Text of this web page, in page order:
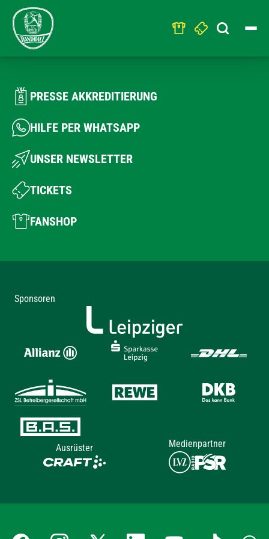
Search
for:
PRESSE AKKREDITIERUNG
HILFE PER WHATSAPP
UNSER NEWSLETTER
TICKETS
FANSHOP
Sponsoren
Ausrüster Medienpartner